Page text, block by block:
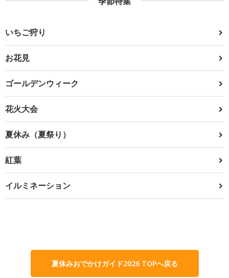
いちご狩り
お花見
ゴールデンウィーク
花火大会
夏休み（夏祭り）
紅葉
イルミネーション
夏休みおでかけガイド2026 TOPへ戻る